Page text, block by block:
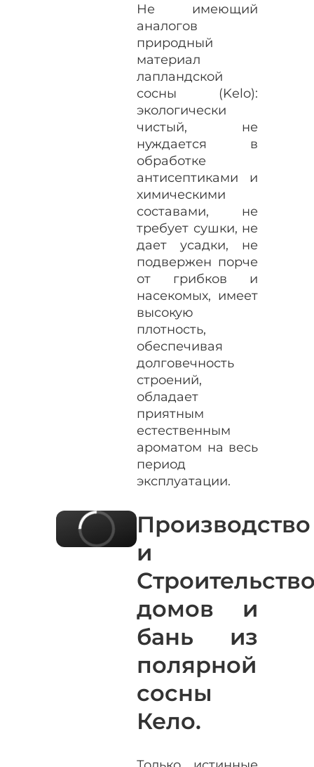
Не имеющий
аналогов
природный
материал
лапландской
сосны (Kelo):
экологически
чистый, не
нуждается в
обработке
антисептиками и
химическими
составами, не
требует сушки, не
дает усадки, не
подвержен порче
от грибков и
насекомых, имеет
высокую
плотность,
обеспечивая
долговечность
строений,
обладает
приятным
естественным
ароматом на весь
период
эксплуатации.
Производство
и
домов и
бань из
полярной
сосны
Кело.